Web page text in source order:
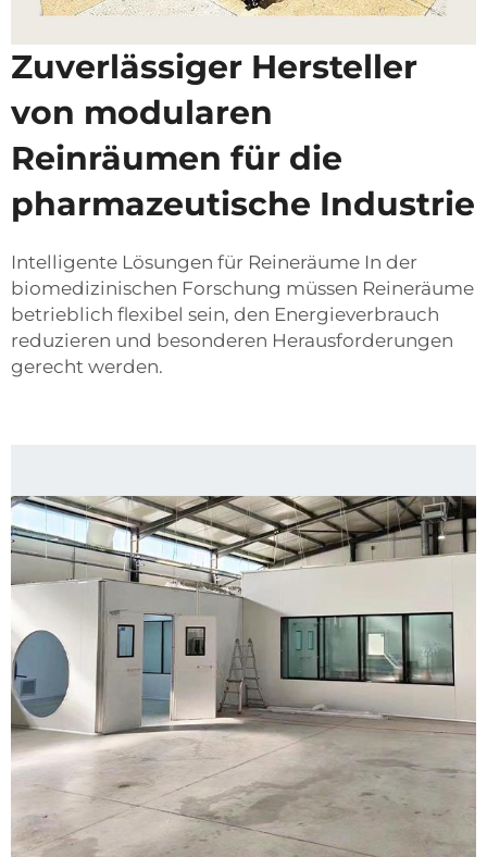
Zuverlässiger Hersteller
von modularen
Reinräumen für die
pharmazeutische Industrie
Intelligente Lösungen für Reineräume In der
biomedizinischen Forschung müssen Reineräume
betrieblich flexibel sein, den Energieverbrauch
reduzieren und besonderen Herausforderungen
gerecht werden.